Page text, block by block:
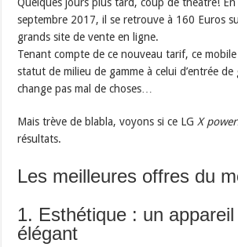
septembre 2017, il se retrouve à 160 Euros
grands site de vente en ligne.
Tenant compte de ce nouveau tarif, ce
statut de milieu de gamme à celui d’entrée de
change pas mal de choses…
Mais trève de blabla, voyons si ce LG X
résultats.
Les meilleures offres du
1. Esthétique : un
élégant